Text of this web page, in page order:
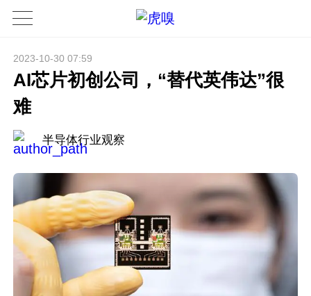
2023-10-30 07:59
AI芯片初创公司，“替代英伟达”很
难
半导体行业观察